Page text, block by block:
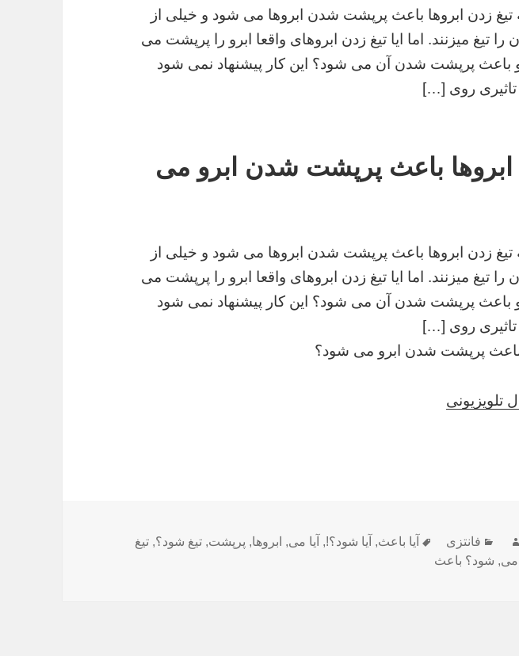
زدن ابروها باعث پرپشت شدن ابروها می شود و خیلی از
را تیغ میزنند. اما ایا تیغ زدن ابروهای واقعا ابرو را پرپشت می
باعث پرپشت شدن آن می شود؟ این کار پیشنهاد نمی شود
تاثیری روی […]
ابروها باعث پرپشت شدن ابرو می
زدن ابروها باعث پرپشت شدن ابروها می شود و خیلی از
را تیغ میزنند. اما ایا تیغ زدن ابروهای واقعا ابرو را پرپشت می
باعث پرپشت شدن آن می شود؟ این کار پیشنهاد نمی شود
تاثیری روی […]
باعث پرپشت شدن ابرو می شود؟
تلویزیونی
نویسندهدسته‌ها
فانتزی برچسب‌ها
آیا باعث, آیا شود؟!, آیا می, ابروها, پرپشت,تیغ شود؟,تیغ
می, شود؟ باعث